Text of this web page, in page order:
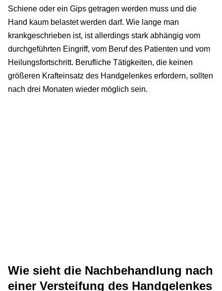
Schiene oder ein Gips getragen werden muss und die
Hand kaum belastet werden darf. Wie lange man
krankgeschrieben ist, ist allerdings stark abhängig vom
durchgeführten Eingriff, vom Beruf des Patienten und vom
Heilungsfortschritt. Berufliche Tätigkeiten, die keinen
größeren Krafteinsatz des Handgelenkes erfordern, sollten
nach drei Monaten wieder möglich sein.
Wie sieht die Nachbehandlung nach
einer Versteifung des Handgelenkes